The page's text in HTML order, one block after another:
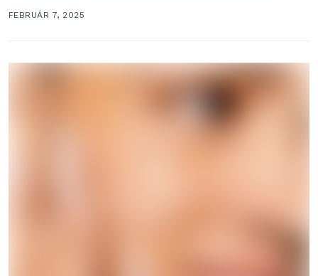
különösen fontos, hogy...
FEBRUÁR 7, 2025